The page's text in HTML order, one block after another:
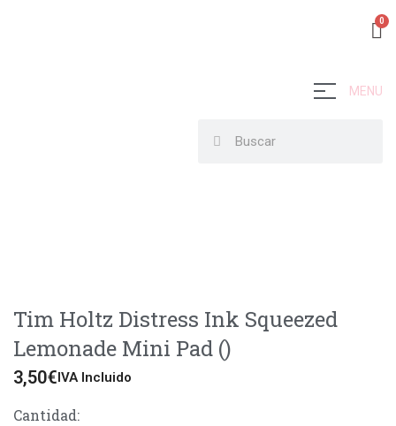
MENU
Tim Holtz Distress Ink Squeezed
Lemonade Mini Pad ()
3,50€IVA Incluido
Cantidad: